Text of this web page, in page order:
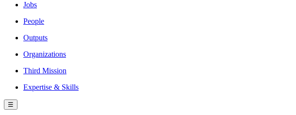
Jobs
People
Outputs
Organizations
Third Mission
Expertise & Skills
☰